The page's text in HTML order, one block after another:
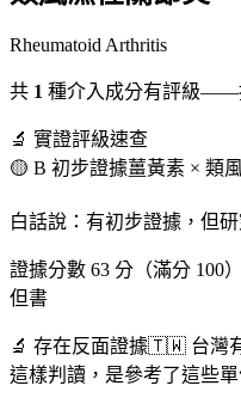
Rheumatoid Arthritis
共 1 種介入成分有評級——
🔬 實證評級速查
🟡 B 初步證據薑黃素 × 類
白話說：有初步證據，但
證據分數 63 分（滿分
但書
🔬 存在反面證據🇹🇼 台灣
這樣判讀，是參考了這些單